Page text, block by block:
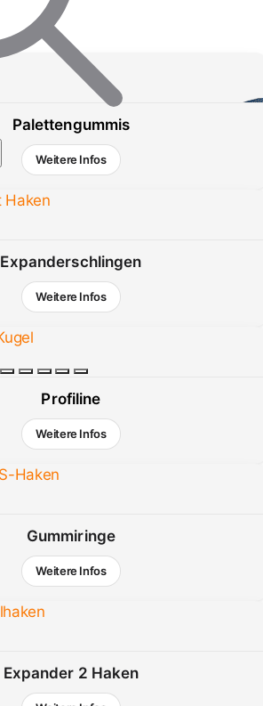
Palettengummis
Weitere Infos
Expanderschlingen
Weitere Infos
Profiline
Weitere Infos
Gummiringe
Weitere Infos
Expander 2 Haken